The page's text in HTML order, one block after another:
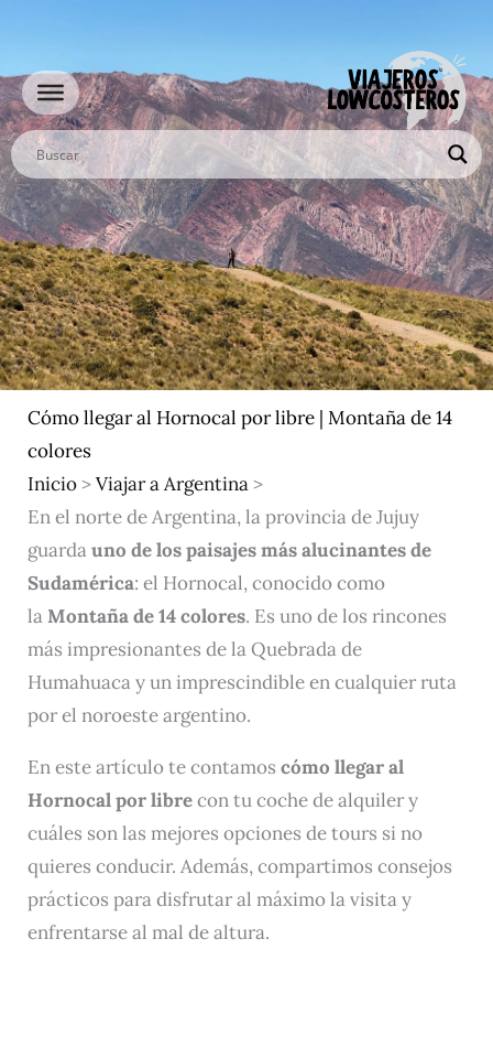
contenido
Cómo llegar al Hornocal por libre | Montaña de 14
colores
Inicio>Viajar a Argentina>
En el norte de Argentina, la provincia de Jujuy
guardauno de los paisajes más alucinantes de
Sudamérica: el Hornocal, conocido como
laMontaña de 14 colores. Es uno de los rincones
más impresionantes de la Quebrada de
Humahuaca y un imprescindible en cualquier ruta
por el noroeste argentino.
En este artículo te contamos cómo llegar al
Hornocal por librecon tu coche de alquiler y
cuáles son las mejores opciones de tours si no
quieres conducir. Además, compartimos consejos
prácticos para disfrutar al máximo la visita y
enfrentarse al mal de altura.